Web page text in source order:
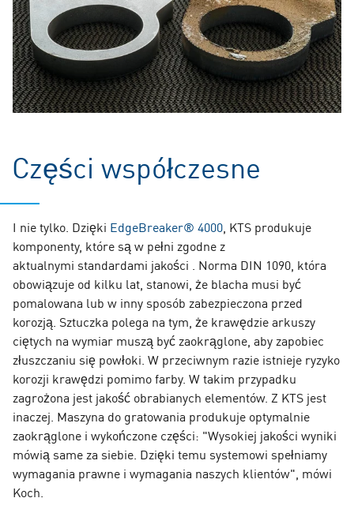
Części współczesne
I nie tylko. Dzięki EdgeBreaker® 4000 , KTS produkuje
komponenty, które są w pełni zgodne z
aktualnymi standardami jakości . Norma DIN 1090, która
obowiązuje od kilku lat, stanowi, że blacha musi być
pomalowana lub w inny sposób zabezpieczona przed
korozją. Sztuczka polega na tym, że krawędzie arkuszy
ciętych na wymiar muszą być zaokrąglone, aby zapobiec
złuszczaniu się powłoki. W przeciwnym razie istnieje ryzyko
korozji krawędzi pomimo farby. W takim przypadku
zagrożona jest jakość obrabianych elementów. Z KTS jest
inaczej. Maszyna do gratowania produkuje optymalnie
zaokrąglone i wykończone części: "Wysokiej jakości wyniki
mówią same za siebie. Dzięki temu systemowi spełniamy
wymagania prawne i wymagania naszych klientów", mówi
Koch.